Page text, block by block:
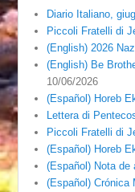
Diario Italiano,
Piccoli Fratelli di
(English) 2026
(English) Be
10/06/2026
(Español) Horeb
Lettera di
Piccoli Fratelli di
(Español) Horeb
(Español) Nota de
(Español) Crónica